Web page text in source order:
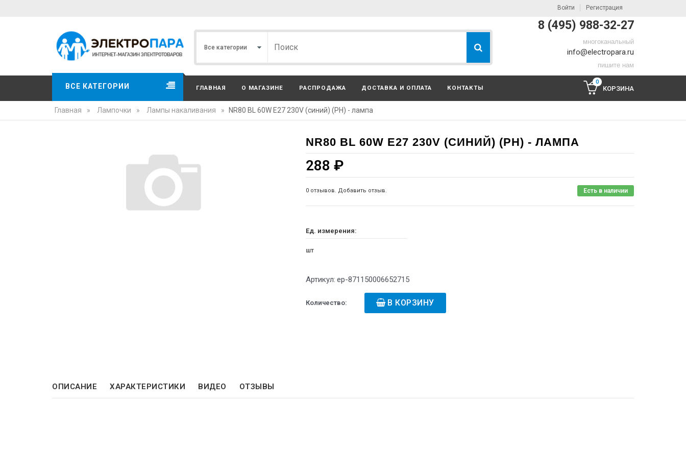
Войти Регистрация
8 (495) 988-32-27
многоканальный
info@electropara.ru
пишите нам
ВСЕ КАТЕГОРИИ ГЛАВНАЯ О МАГАЗИНЕ РАСПРОДАЖА ДОСТАВКА И ОПЛАТА КОНТАКТЫ
0
КОРЗИНА
Главная » Лампочки » Лампы накаливания » NR80 BL 60W E27 230V (синий) (PH) - лампа
NR80 BL 60W E27 230V (СИНИЙ) (PH) - ЛАМПА
288 ₽
0 отзывов. Добавить отзыв. Есть в наличии
Ед. измерения:
шт
Артикул: ep-871150006652715
Количество: В КОРЗИНУ
ОПИСАНИЕ ХАРАКТЕРИСТИКИ ВИДЕО ОТЗЫВЫ